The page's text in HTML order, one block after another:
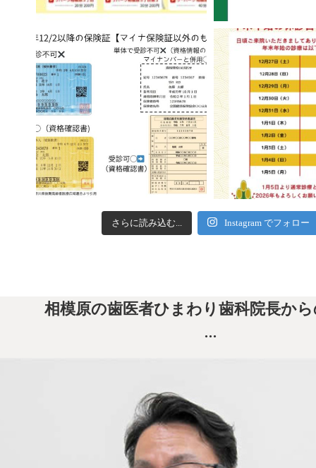
さらに読み込む... Instagram でフォロー
相模原の歯医者ひまわり歯科院長か